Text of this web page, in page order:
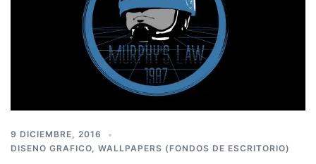
9 DICIEMBRE, 2016
DISENO GRAFICO WALLPAPERS (FONDOS DE ESCRITORIO)